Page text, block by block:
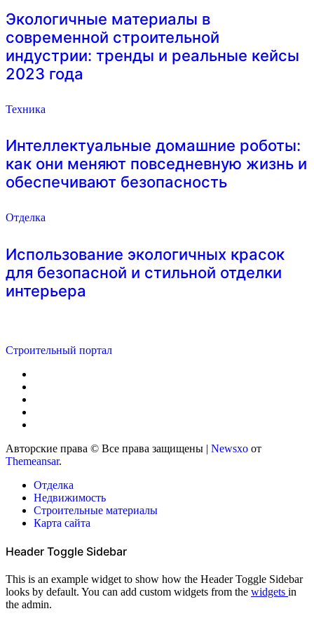
Экологичные материалы в
современной строительной
индустрии: тренды и реальные кейсы
2023 года
Техника
Интеллектуальные домашние роботы:
как они меняют повседневную жизнь и
обеспечивают безопасность
Отделка
Использование экологичных красок
для безопасной и стильной отделки
интерьера
Строительный портал
Авторские права © Все права защищены | Newsxo от
Themeansar.
Отделка
Недвижимость
Строительные материалы
Карта сайта
Header Toggle Sidebar
This is an example widget to show how the Header Toggle Sidebar
looks by default. You can add custom widgets from the widgets in
the admin.